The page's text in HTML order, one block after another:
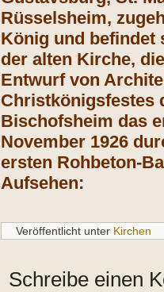
Rüsselsheim,
König und befindet
der alten Kirche,
Entwurf von
Christkönigsfestes
Bischofsheim das
November 1926
ersten Rohbeton-
Aufsehen:
Veröffentlicht unter Kirchen
Schreibe einen